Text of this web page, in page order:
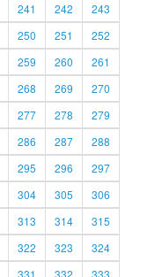
241 242
243
250 251
252
259 260
261
268 269
270
277 278
279
286 287
288
295 296
297
304 305
306
313 314
315
322 323
324
331 332 333